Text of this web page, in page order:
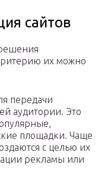
сайтов
их можно
передачи
аудитории. Это
площадки. Чаще
с целью их
рекламы или